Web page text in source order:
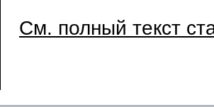
См. полный текст